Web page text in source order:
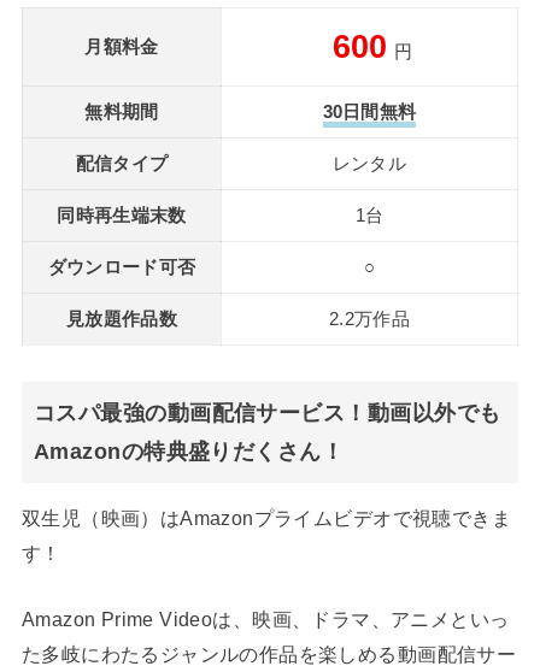
月額料金 600 円
無料期間 30日間無料
配信タイプ レンタル
同時再生端末数 1台
ダウンロード可否 ○
見放題作品数 2.2万作品
コスパ最強の動画配信サービス！動画以外でも
Amazonの特典盛りだくさん！
双生児（映画）はAmazonプライムビデオで視聴できま
す！
Amazon Prime Videoは、映画、ドラマ、アニメといっ
た多岐にわたるジャンルの作品を楽しめる動画配信サー